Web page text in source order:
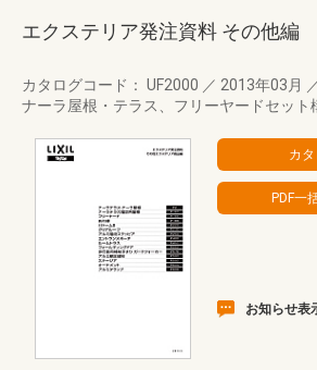
エクステリア発注資料 その他編
カタログコード： UF2000 ／ 2013年03月
ナーラ屋根・テラス、フリーヤードセット
お知らせ表